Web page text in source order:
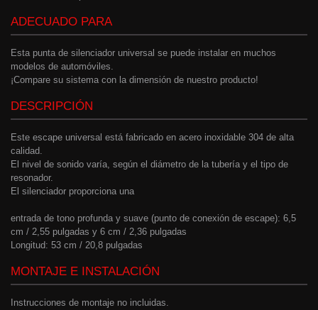
ADECUADO PARA
Esta punta de silenciador universal se puede instalar en muchos
modelos de automóviles.
¡Compare su sistema con la dimensión de nuestro producto!
DESCRIPCIÓN
Este escape universal está fabricado en acero inoxidable 304 de alta
calidad.
El nivel de sonido varía, según el diámetro de la tubería y el tipo de
resonador.
El silenciador proporciona una
entrada de tono profunda y suave (punto de conexión de escape): 6,5
cm / 2,55 pulgadas y 6 cm / 2,36 pulgadas
Longitud: 53 cm / 20,8 pulgadas
MONTAJE E INSTALACIÓN
Instrucciones de montaje no incluidas.